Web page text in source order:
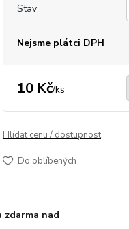
Stav
Nejsme plátci DPH
10 Kč/ks
Hlídat cenu / dostupnost
Do oblíbených
zdarma nad